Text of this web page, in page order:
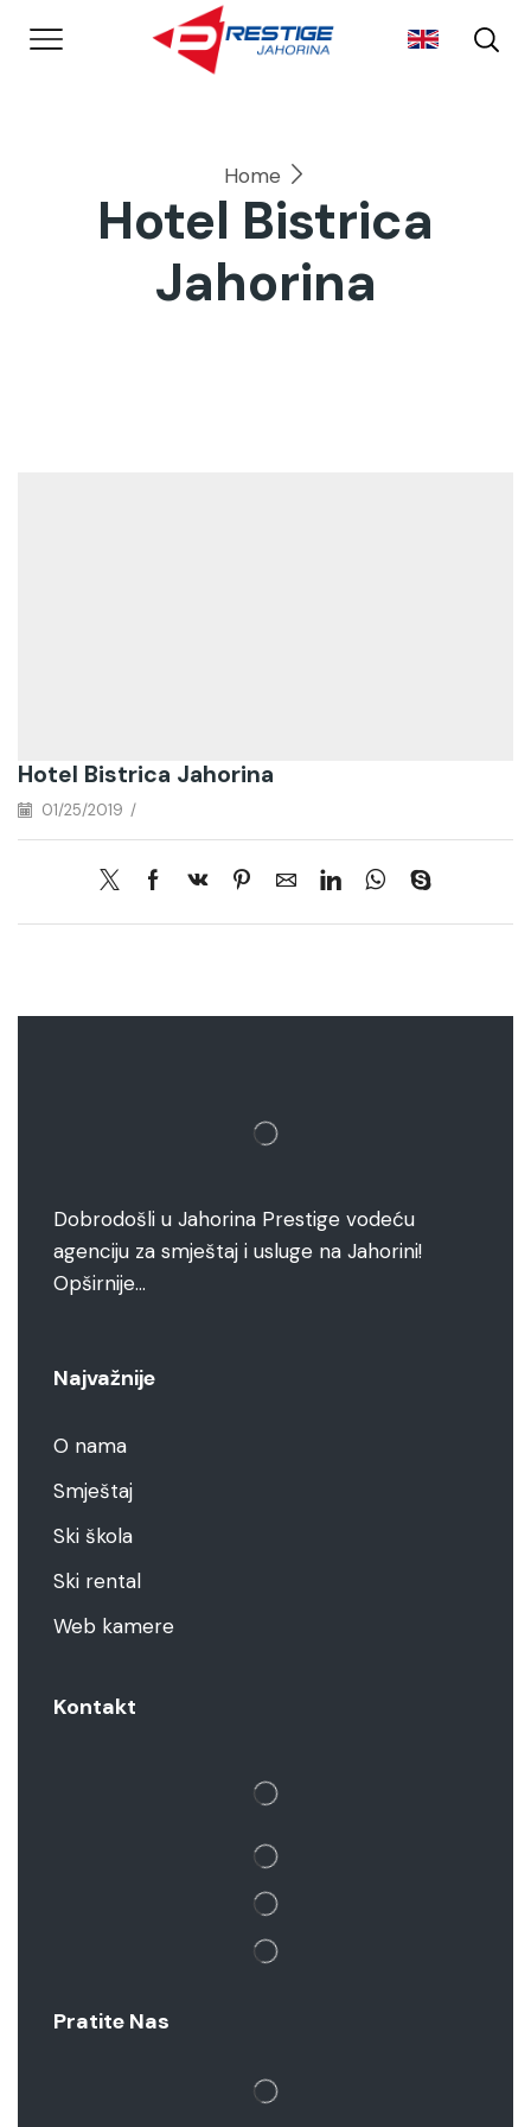
Home
Hotel Bistrica
Jahorina
Hotel Bistrica Jahorina
01/25/2019 /
Dobrodošli u Jahorina Prestige vodeću
agenciju za smještaj i usluge na Jahorini!
Opširnije…
Najvažnije
O nama
Smještaj
Ski škola
Ski rental
Web kamere
Kontakt
Pratite Nas